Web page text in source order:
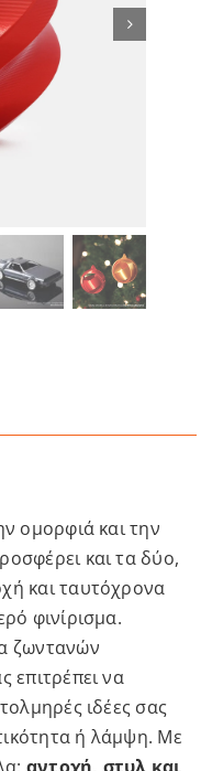
ομορφιά και την
και τα δύο,
και ταυτόχρονα
φινίρισμα.
ζωντανών
να
ιδέες σας
ή λάμψη. Με